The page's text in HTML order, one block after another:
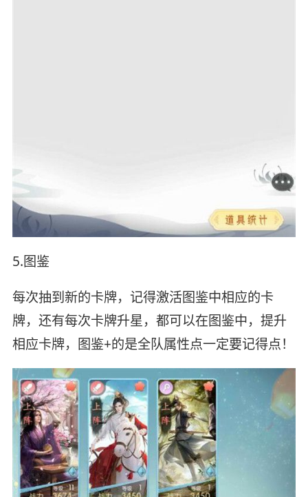
5.图鉴
每次抽到新的卡牌，记得激活图鉴中相应的卡
牌，还有每次卡牌升星，都可以在图鉴中，提升
相应卡牌，图鉴+的是全队属性点一定要记得点！